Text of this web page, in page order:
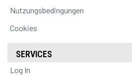
Nutzungsbedingungen
Cookies
SERVICES
Log In